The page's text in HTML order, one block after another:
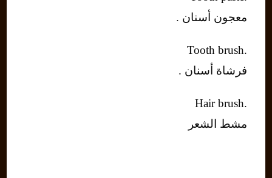
معجون أسنان .
.Tooth brush
فرشاة أسنان .
.Hair brush
مشط الشعر